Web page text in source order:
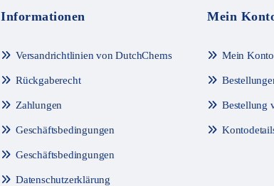
Informationen
Versandrichtlinien von DutchChems
Rückgaberecht
Zahlungen
Geschäftsbedingungen
Geschäftsbedingungen
Datenschutzerklärung
Mein
Mein Konto
Bestellung